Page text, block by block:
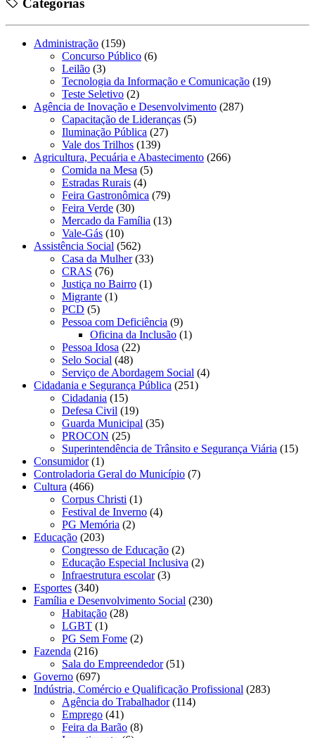
Categorias
Administração (159)
Concurso Público (6)
Leilão (3)
Tecnologia da Informação e Comunicação (19)
Teste Seletivo (2)
Agência de Inovação e Desenvolvimento (287)
Capacitação de Lideranças (5)
Iluminação Pública (27)
Vale dos Trilhos (139)
Agricultura, Pecuária e Abastecimento (266)
Comida na Mesa (5)
Estradas Rurais (4)
Feira Gastronômica (79)
Feira Verde (30)
Mercado da Família (13)
Vale-Gás (10)
Assistência Social (562)
Casa da Mulher(33)
CRAS (76)
Justiça no Bairro (1)
Migrante (1)
PCD (5)
Pessoa com Deficiência (9)
Oficina da Inclusão (1)
Pessoa Idosa (22)
Selo Social (48)
Serviço de Abordagem Social (4)
Cidadania e Segurança Pública (251)
Cidadania (15)
Defesa Civil (19)
Guarda Municipal (35)
PROCON (25)
Superintendência de Trânsito e Segurança Viária (15)
Consumidor(1)
Controladoria Geral do Município (7)
Cultura (466)
Corpus Christi (1)
Festival de Inverno (4)
PG Memória (2)
Educação (203)
Congresso de Educação (2)
Educação Especial Inclusiva (2)
Infraestrutura escolar(3)
Esportes (340)
Família e Desenvolvimento Social (230)
Habitação (28)
LGBT (1)
PG Sem Fome (2)
Fazenda (216)
Sala do Empreendedor(51)
Governo (697)
Indústria, Comércio e Qualificação Profissional (283)
Agência do Trabalhador(114)
Emprego (41)
Feira da Barão (8)